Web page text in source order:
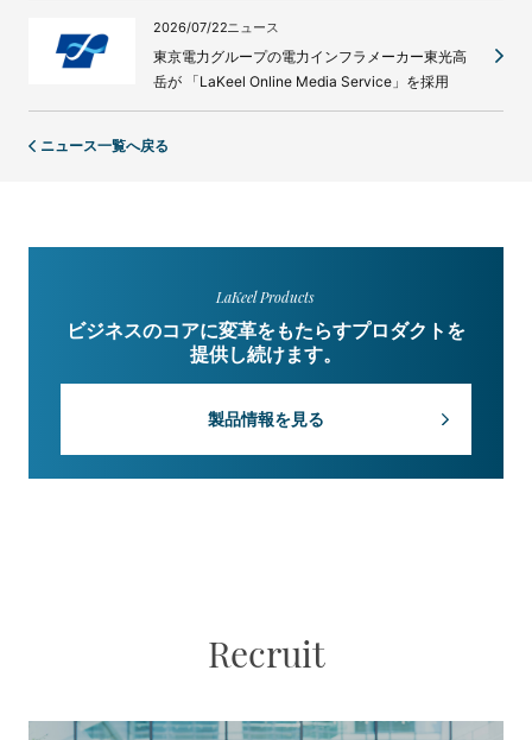
2026/07/22ニュース
東京電力グループの電力インフラメーカー東光高
岳が 「LaKeel Online Media Service」を採用
ニュース一覧へ戻る
LaKeel Products
ビジネスのコアに変革をもたらすプロダクトを
提供し続けます。
製品情報を見る
Recruit